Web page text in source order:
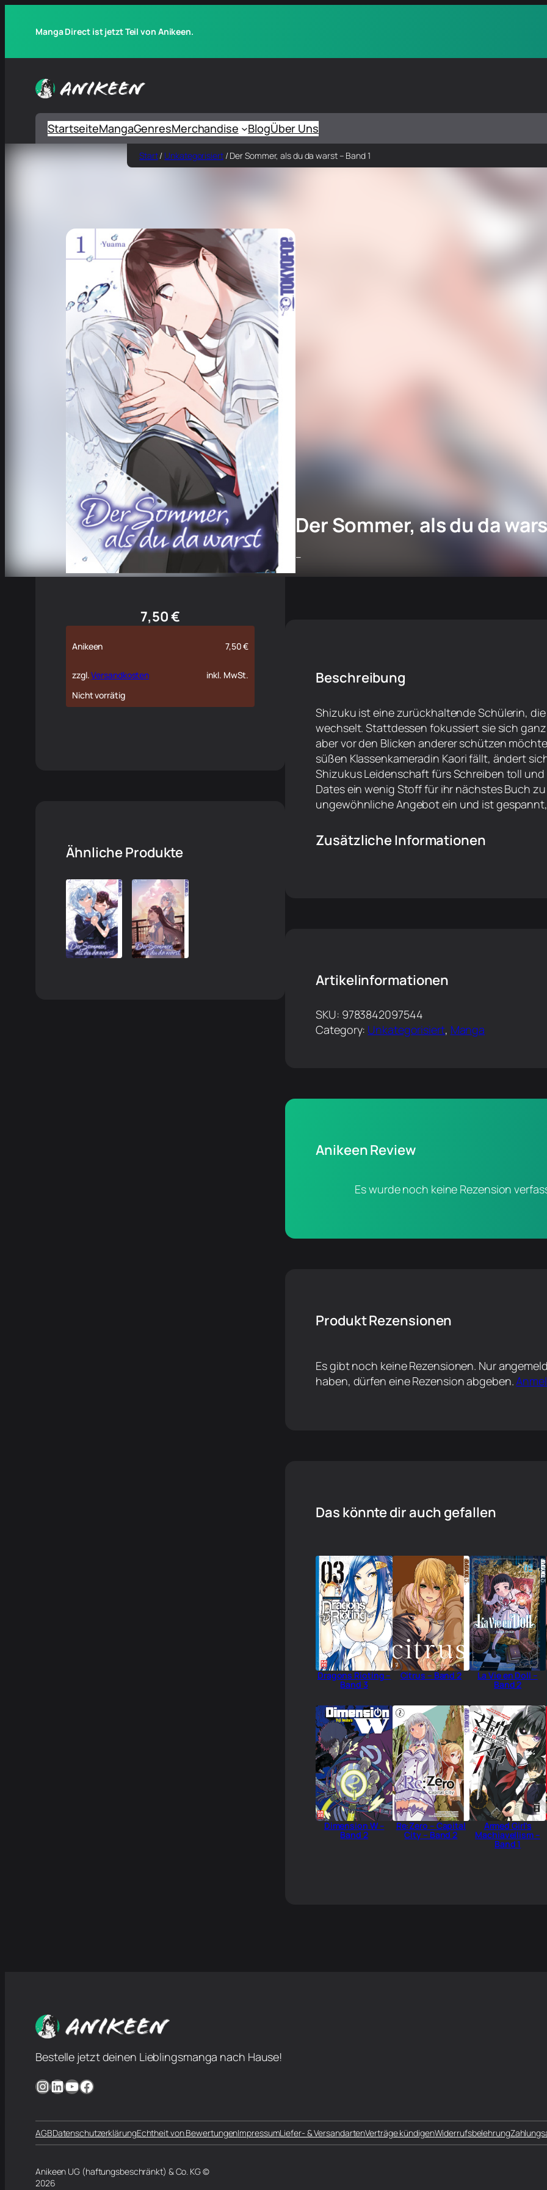
Manga Direct ist jetzt Teil von Anikeen.
StartseiteMangaGenresMerchandise BlogÜber Uns
Start/ Unkategorisiert/ Der Sommer, als du da warst – Band 1
Der Sommer, als du da
–
7,50€
Anikeen 7,50€
zzgl.Versandkosten
inkl. MwSt.
Nicht vorrätig
Ähnliche Produkte
Beschreibung
Shizuku ist eine zurückhaltende Schülerin,
wechselt. Stattdessen fokussiert sie sich
aber vor den Blicken anderer schützen
süßen Klassenkameradin Kaori fällt, ändert
Shizukus Leidenschaft fürs Schreiben toll
Dates ein wenig Stoff für ihr nächstes Buch
ungewöhnliche Angebot ein und ist
Zusätzliche Informationen
Artikelinformationen
SKU: 9783842097544
Category: Unkategorisiert, Manga
Anikeen Review
Es wurde noch keine Rezension
Produkt Rezensionen
Es gibt noch keine Rezensionen. Nur
haben, dürfen eine Rezension abgeben.
Das könnte dir auch gefallen
Dragons Rioting –
Band 3
Citrus – Band 2 La Vie en Doll –
Band 2
Dimension W –
Band 2
Re:Zero – Capital
City – Band 2
Armed Girl’s
Machiavellism –
Band 1
Bestelle jetzt deinen Lieblingsmanga nach Hause!
InstagramLinkedIn YouTube Facebook
AGBDatenschutzerklärungEchtheit von BewertungenImpressumLiefer- & VersandartenVerträge kündigenWiderrufsbelehrung
Anikeen UG (haftungsbeschränkt) & Co. KG ©
2026